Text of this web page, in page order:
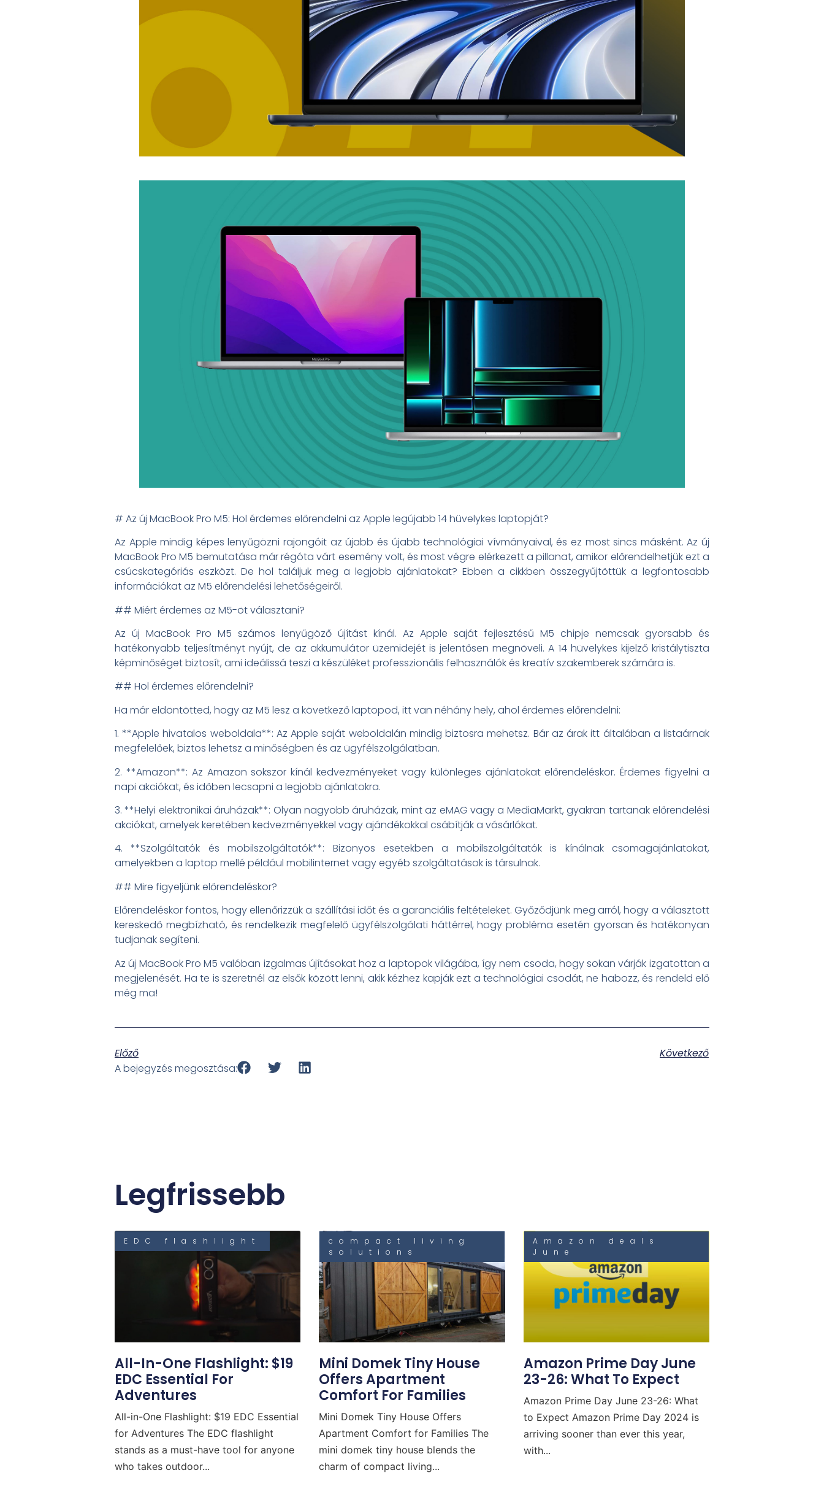
# Az új MacBook Pro M5: Hol érdemes előrendelni az Apple legújabb 14 hüvelykes laptopját?
Az Apple mindig képes lenyűgözni rajongóit az újabb és újabb technológiai vívmányaival, és ez most sincs másként. Az új
MacBook Pro M5 bemutatása már régóta várt esemény volt, és most végre elérkezett a pillanat, amikor előrendelhetjük ezt a
csúcskategóriás eszközt. De hol találjuk meg a legjobb ajánlatokat? Ebben a cikkben összegyűjtöttük a legfontosabb
információkat az M5 előrendelési lehetőségeiről.
## Miért érdemes az M5-öt választani?
Az új MacBook Pro M5 számos lenyűgöző újítást kínál. Az Apple saját fejlesztésű M5 chipje nemcsak gyorsabb és
hatékonyabb teljesítményt nyújt, de az akkumulátor üzemidejét is jelentősen megnöveli. A 14 hüvelykes kijelző kristálytiszta
képminőséget biztosít, ami ideálissá teszi a készüléket professzionális felhasználók és kreatív szakemberek számára is.
## Hol érdemes előrendelni?
Ha már eldöntötted, hogy az M5 lesz a következő laptopod, itt van néhány hely, ahol érdemes előrendelni:
1. **Apple hivatalos weboldala**: Az Apple saját weboldalán mindig biztosra mehetsz. Bár az árak itt általában a listaárnak
megfelelőek, biztos lehetsz a minőségben és az ügyfélszolgálatban.
2. **Amazon**: Az Amazon sokszor kínál kedvezményeket vagy különleges ajánlatokat előrendeléskor. Érdemes figyelni a
napi akciókat, és időben lecsapni a legjobb ajánlatokra.
3. **Helyi elektronikai áruházak**: Olyan nagyobb áruházak, mint az eMAG vagy a MediaMarkt, gyakran tartanak előrendelési
akciókat, amelyek keretében kedvezményekkel vagy ajándékokkal csábítják a vásárlókat.
4. **Szolgáltatók és mobilszolgáltatók**: Bizonyos esetekben a mobilszolgáltatók is kínálnak csomagajánlatokat,
amelyekben a laptop mellé például mobilinternet vagy egyéb szolgáltatások is társulnak.
## Mire figyeljünk előrendeléskor?
Előrendeléskor fontos, hogy ellenőrizzük a szállítási időt és a garanciális feltételeket. Győződjünk meg arról, hogy a választott
kereskedő megbízható, és rendelkezik megfelelő ügyfélszolgálati háttérrel, hogy probléma esetén gyorsan és hatékonyan
tudjanak segíteni.
Az új MacBook Pro M5 valóban izgalmas újításokat hoz a laptopok világába, így nem csoda, hogy sokan várják izgatottan a
megjelenését. Ha te is szeretnél az elsők között lenni, akik kézhez kapják ezt a technológiai csodát, ne habozz, és rendeld elő
még ma!
Előző
Következő
A bejegyzés megosztása:
Legfrissebb
EDC flashlight
All-In-One Flashlight: $19
EDC Essential For
Adventures
All-in-One Flashlight: $19 EDC Essential
for Adventures The EDC flashlight
stands as a must-have tool for anyone
who takes outdoor...
compact living
solutions
Mini Domek Tiny House
Offers Apartment
Comfort For Families
Mini Domek Tiny House Offers
Apartment Comfort for Families The
mini domek tiny house blends the
charm of compact living...
Amazon deals
June
Amazon Prime Day June
23-26: What To Expect
Amazon Prime Day June 23-26: What
to Expect Amazon Prime Day 2024 is
arriving sooner than ever this year,
with...